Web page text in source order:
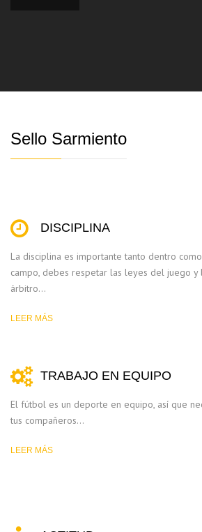
Sello Sarmiento
DISCIPLINA
La disciplina es importante tanto dentro
campo, debes respetar las leyes del juego y
árbitro…
LEER MÁS
TRABAJO EN EQUIPO
El fútbol es un deporte en equipo, así que
tus compañeros…
LEER MÁS